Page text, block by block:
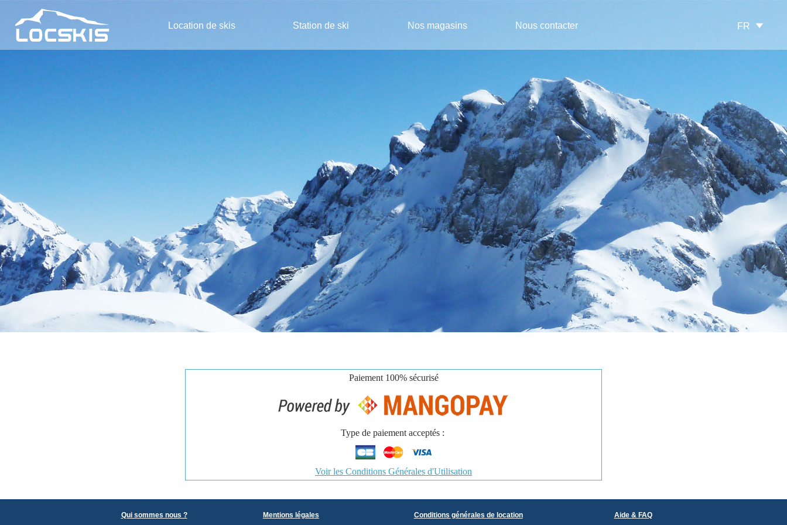
Location de skis Station de ski Nos magasins Nous contacter FR
Paiement 100% sécurisé
Type de paiement acceptés :
Voir les Conditions Générales d'Utilisation
Qui sommes nous ? Mentions légales Conditions générales de location Aide & FAQ